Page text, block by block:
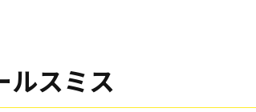
ルスミス